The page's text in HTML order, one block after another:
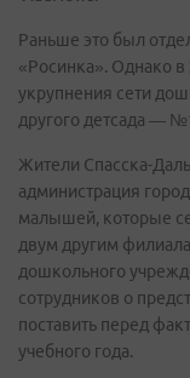
Раньше это был
«Росинка». Однако в
укрупнения сети
другого детсада —
Жители Спасска-
администрация
малышей, которые
двум другим
дошкольного
сотрудников о
поставить перед
учебного года.